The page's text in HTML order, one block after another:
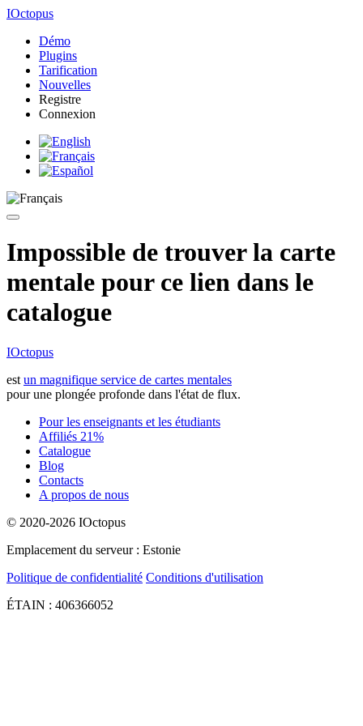
IOctopus
Démo
Plugins
Tarification
Nouvelles
Registre
Connexion
Impossible de trouver la carte
mentale pour ce lien dans le
catalogue
IOctopus
est un magnifique service de cartes mentales
pour une plongée profonde dans l'état de flux.
Pour les enseignants et les étudiants
Affiliés 21%
Catalogue
Blog
Contacts
A propos de nous
© 2020-2026 IOctopus
Emplacement du serveur : Estonie
Politique de confidentialité Conditions d'utilisation
ÉTAIN : 406366052